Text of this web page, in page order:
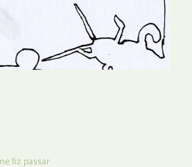
fiz passar